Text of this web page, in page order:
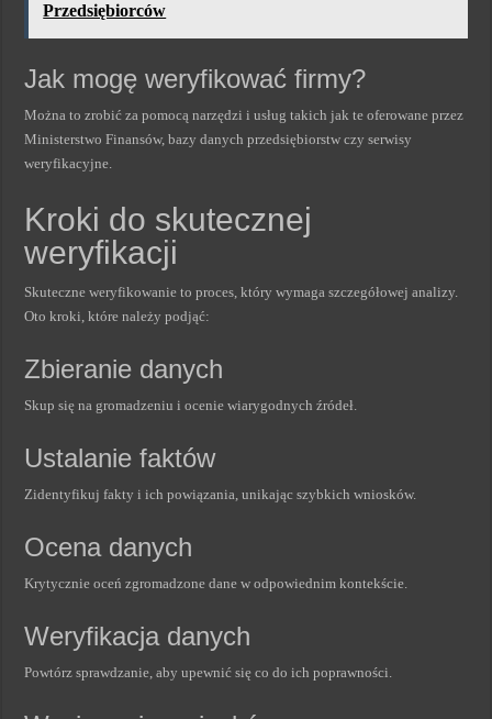
Przedsiębiorców
Jak mogę weryfikować firmy?
Można to zrobić za pomocą narzędzi i usług takich jak te oferowane przez
Ministerstwo Finansów, bazy danych przedsiębiorstw czy serwisy
weryfikacyjne.
Kroki do skutecznej
weryfikacji
Skuteczne weryfikowanie to proces, który wymaga szczegółowej analizy.
Oto kroki, które należy podjąć:
Zbieranie danych
Skup się na gromadzeniu i ocenie wiarygodnych źródeł.
Ustalanie faktów
Zidentyfikuj fakty i ich powiązania, unikając szybkich wniosków.
Ocena danych
Krytycznie oceń zgromadzone dane w odpowiednim kontekście.
Weryfikacja danych
Powtórz sprawdzanie, aby upewnić się co do ich poprawności.